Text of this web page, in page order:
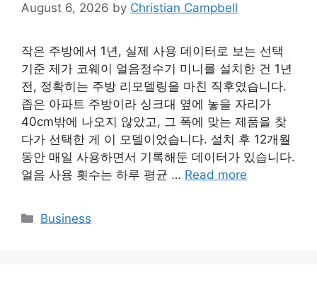
August 6, 2026 by Christian Campbell
작은 주방에서 1년, 실제 사용 데이터로 보는 선택
기준 제가 코웨이 얼음정수기 미니를 설치한 건 1년
전, 정확히는 주방 리모델링을 마친 직후였습니다.
좁은 아파트 주방이라 싱크대 옆에 놓을 자리가
40cm밖에 나오지 않았고, 그 폭에 맞는 제품을 찾
다가 선택한 게 이 모델이었습니다. 설치 후 12개월
동안 매일 사용하면서 기록해둔 데이터가 있습니다.
얼음 사용 횟수는 하루 평균 … Read more
Categories
Business